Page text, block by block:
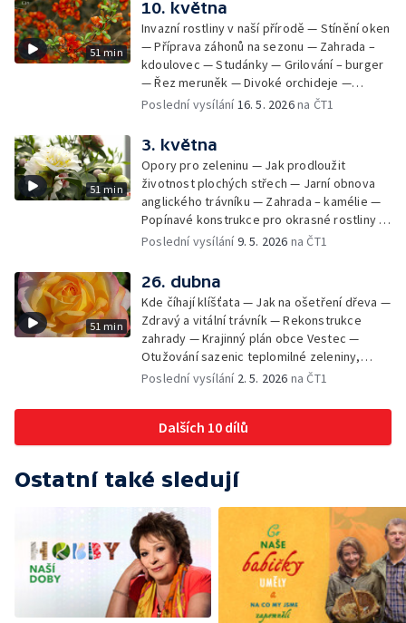
51 min
10. května
Invazní rostliny v naší přírodě — Stínění oken
— Příprava záhonů na sezonu — Zahrada –
kdoulovec — Studánky — Grilování – burger
— Řez meruněk — Divoké orchideje —
Meandry u Pardubic – evropsky významná
Poslední vysílání16. 5. 2026na ČT1
51 min
3. května
Opory pro zeleninu — Jak prodloužit
životnost plochých střech — Jarní obnova
anglického trávníku — Zahrada – kamélie —
Popínavé konstrukce pro okrasné rostliny —
Vysazujeme zeleninu do skleníku, vyséváme
přečkat nástrahy jara — Jak na bázlivého
psa — Bylinky v kětnu
Poslední vysílání9. 5. 2026 na ČT1
51 min
26. dubna
Kde číhají klíšťata — Jak na ošetření dřeva —
Zdravý a vitální trávník — Rekonstrukce
zahrady — Krajinný plán obce Vestec —
Otužování sazenic teplomilné zeleniny,
podpoření kvetení růží — Včelařská příprava
kráse — Soukromá zahrada, která využívá
principů Zelené páteře Vestce
Poslední vysílání 2. 5. 2026 na ČT1
Dalších 10 dílů
Ostatní také sledují